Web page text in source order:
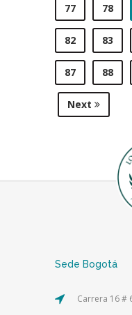
77 78
82 83
87 88
Next
Sede Bogotá
Carrera 16 #